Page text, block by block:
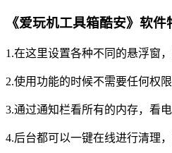
《爱玩机工具箱酷安》软件
1.在这里设置各种不同的悬浮窗
2.使用功能的时候不需要任何权
3.通过通知栏看所有的内存，看
4.后台都可以一键在线进行清理